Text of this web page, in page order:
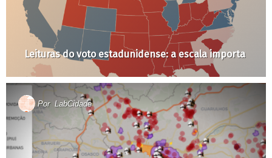
Leituras do voto estadunidense: a escala importa
Por LabCidade